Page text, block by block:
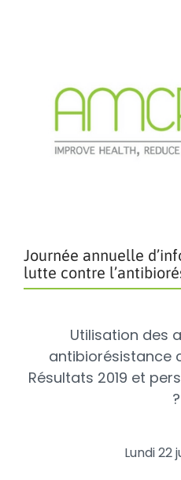
Journée annuelle
lutte contre
Utilisation des
antibiorésistance
Résultats 2019 et
?
Lundi 22